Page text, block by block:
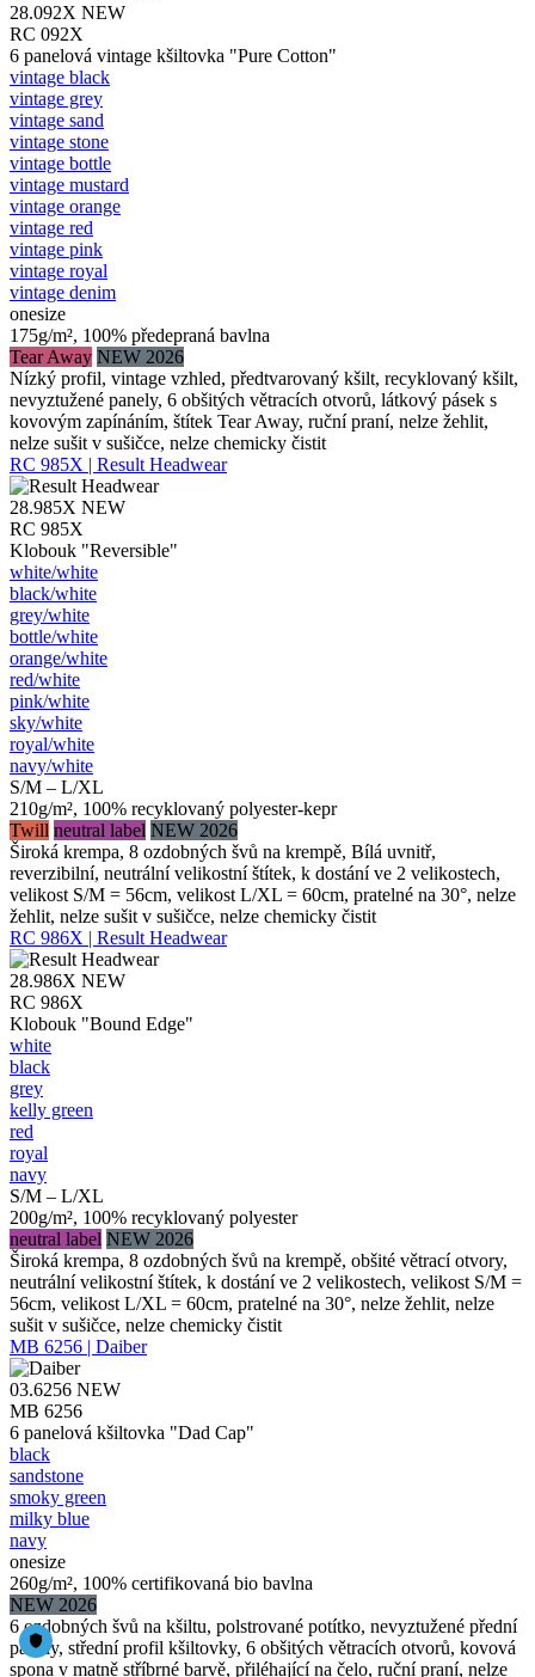
28.092X NEW
RC 092X
6 panelová vintage kšiltovka "Pure Cotton"
vintage black
vintage grey
vintage sand
vintage stone
vintage bottle
vintage mustard
vintage orange
vintage red
vintage pink
vintage royal
vintage denim
onesize
175g/m², 100% předepraná bavlna
Tear Away NEW 2026
Nízký profil, vintage vzhled, předtvarovaný kšilt, recyklovaný kšilt,
nevyztužené panely, 6 obšitých větracích otvorů, látkový pásek s
kovovým zapínáním, štítek Tear Away, ruční praní, nelze žehlit,
nelze sušit v sušičce, nelze chemicky čistit
RC 985X | Result Headwear
28.985X NEW
RC 985X
Klobouk "Reversible"
white/​white
black/​white
grey/​white
bottle/​white
orange/​white
red/​white
pink/​white
sky/​white
royal/​white
navy/​white
S/M – L/XL
210g/m², 100% recyklovaný polyester-kepr
Twill neutral label NEW 2026
Široká krempa, 8 ozdobných švů na krempě, Bílá uvnitř,
reverzibilní, neutrální velikostní štítek, k dostání ve 2 velikostech,
velikost S/M = 56cm, velikost L/XL = 60cm, pratelné na 30°, nelze
žehlit, nelze sušit v sušičce, nelze chemicky čistit
RC 986X | Result Headwear
28.986X NEW
RC 986X
Klobouk "Bound Edge"
white
black
grey
kelly green
red
royal
navy
S/M – L/XL
200g/m², 100% recyklovaný polyester
neutral label NEW 2026
Široká krempa, 8 ozdobných švů na krempě, obšité větrací otvory,
neutrální velikostní štítek, k dostání ve 2 velikostech, velikost S/M =
56cm, velikost L/XL = 60cm, pratelné na 30°, nelze žehlit, nelze
sušit v sušičce, nelze chemicky čistit
MB 6256 | Daiber
03.6256 NEW
MB 6256
6 panelová kšiltovka "Dad Cap"
black
sandstone
smoky green
milky blue
navy
onesize
260g/m², 100% certifikovaná bio bavlna
NEW 2026
6 ozdobných švů na kšiltu, polstrované potítko, nevyztužené přední
panely, střední profil kšiltovky, 6 obšitých větracích otvorů, kovová
spona v matně stříbrné barvě, přiléhající na čelo, ruční praní, nelze